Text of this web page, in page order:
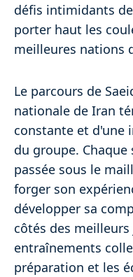
défis intimidants
porter haut les
meilleures nations
Le parcours de
nationale de Iran
constante et d'une
du groupe.
passée sous le
forger son
développer sa
côtés des
entraînements
préparation et les